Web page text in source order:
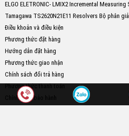
ELGO ELETRONIC- LMIX2 Incremental
Tamagawa TS2620N21E11 Resolvers Bộ phân
Điều khoản và điều kiện
Phương thức đặt hàng
Hướng dẫn đặt hàng
Phương thức giao nhận
Chính sách đổi trả hàng
Phương thức thanh toán
Chính sách bảo hành